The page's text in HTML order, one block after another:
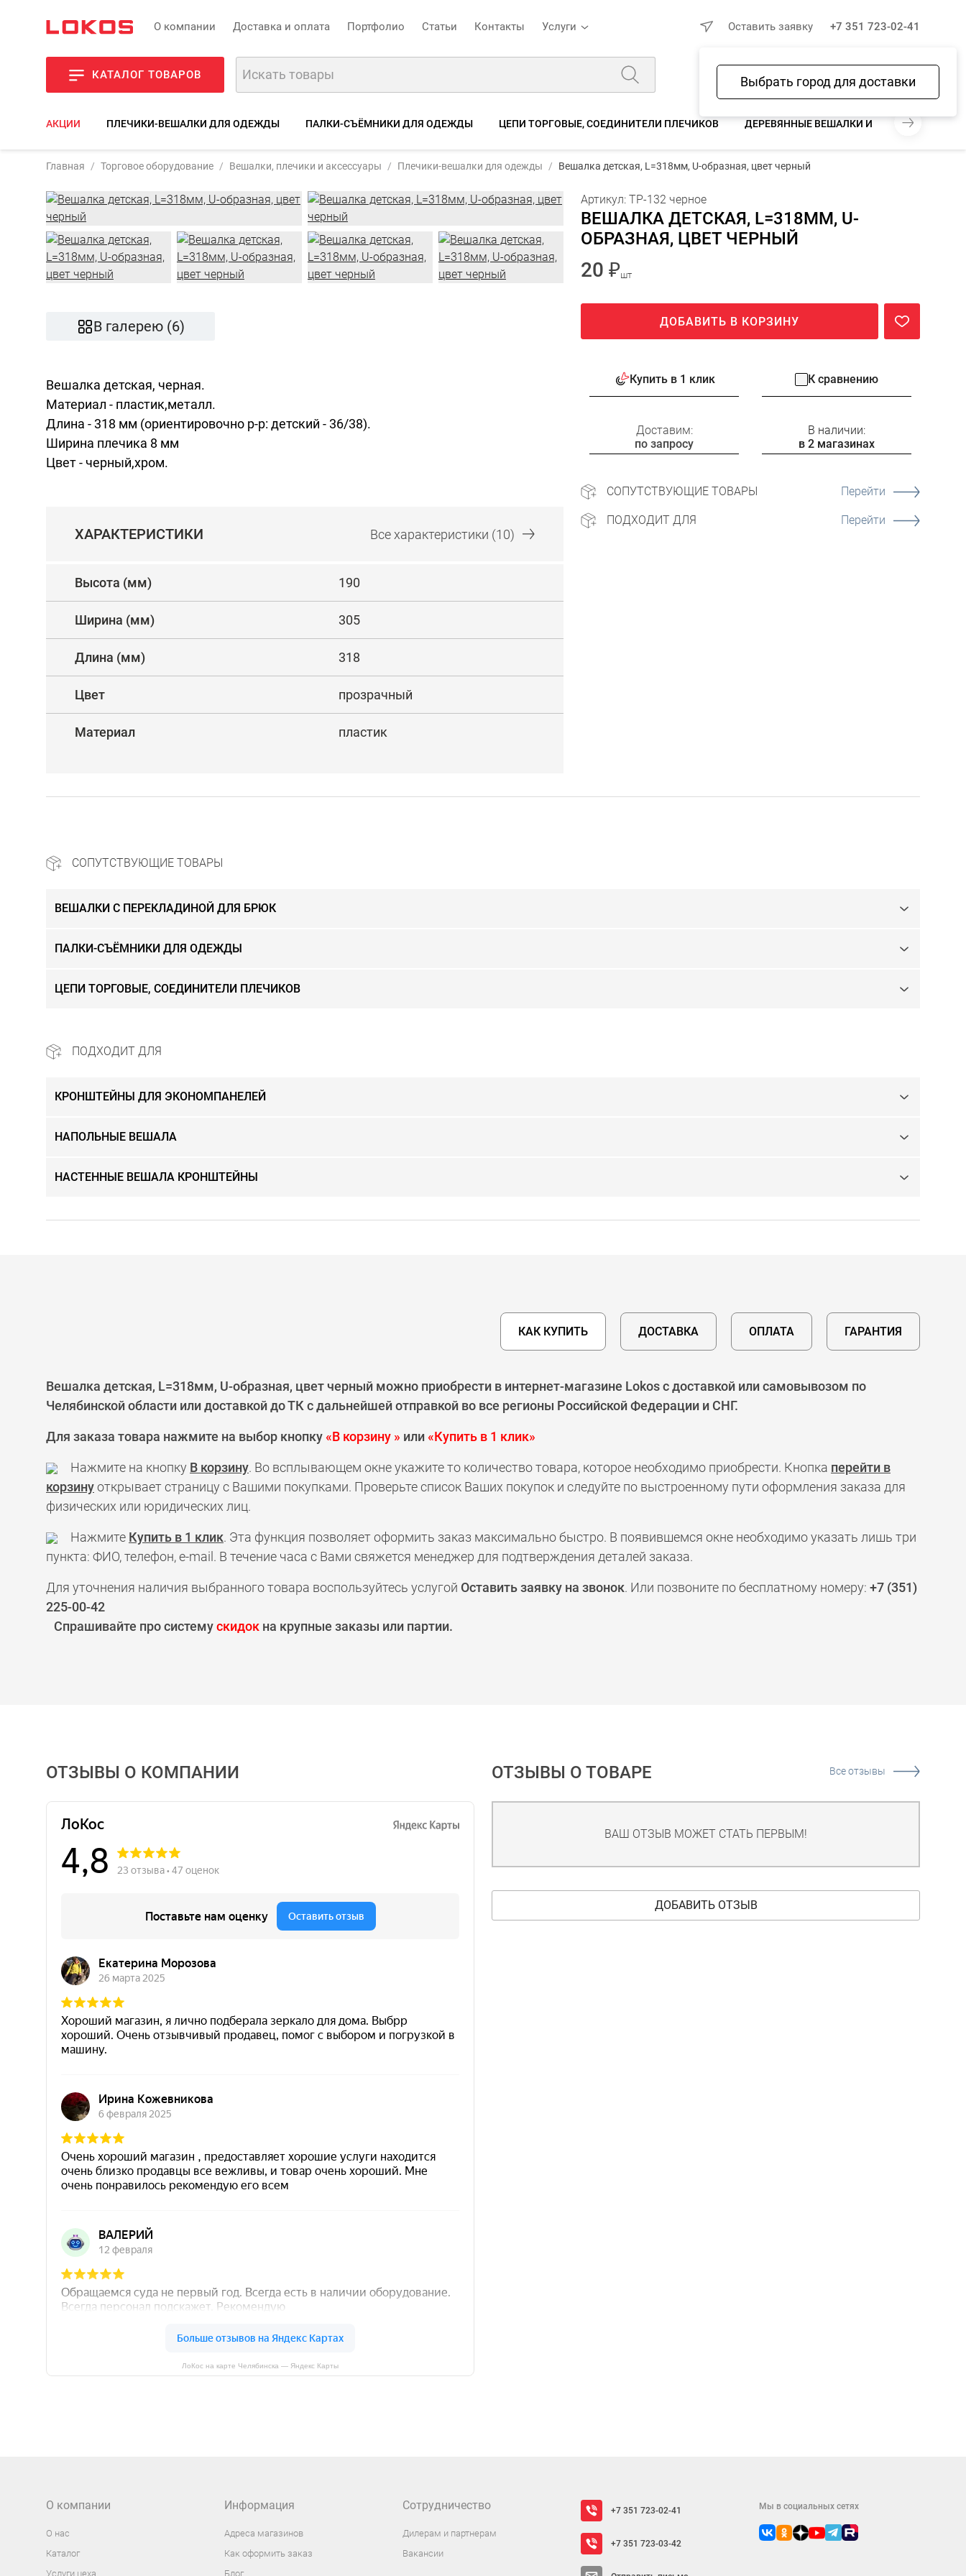
О компании Доставка и оплата Портфолио Статьи Контакты Услуги
Выбрать город для доставки
Оставить заявку +7 351 723-02-41
КАТАЛОГ ТОВАРОВ
Избранное Сравнение Корзина
АКЦИИ ПЛЕЧИКИ-ВЕШАЛКИ ДЛЯ ОДЕЖДЫ ПАЛКИ-СЪЁМНИКИ ДЛЯ ОДЕЖДЫ ЦЕПИ ТОРГОВЫЕ, СОЕДИНИТЕЛИ ПЛЕЧИКОВ ДЕРЕВЯННЫЕ ВЕШАЛКИ И ПЛЕЧИКИ
Вешалка детская, L=318мм, U-образная, цвет черный 20 ₽шт
Главная Торговое оборудование Вешалки, плечики и аксессуары Плечики-вешалки для одежды Вешалка детская, L=318мм, U-образная, цвет черный
В галерею (6)
Вешалка детская, черная.
Материал - пластик,металл.
Длина - 318 мм (ориентировочно р-р: детский - 36/38).
Ширина плечика 8 мм
Цвет - черный,хром.
ХАРАКТЕРИСТИКИ Всехарактеристики (10)
Высота (мм) 190
Ширина (мм) 305
Длина (мм) 318
Цвет прозрачный
Материал пластик
Артикул: TP-132 черное
ВЕШАЛКА ДЕТСКАЯ, L=318ММ, U-
ОБРАЗНАЯ, ЦВЕТ ЧЕРНЫЙ
20 ₽шт
ДОБАВИТЬ В КОРЗИНУ
Купить в 1 клик К сравнению
Доставим:
по запросу
В наличии:
в 2 магазинах
СОПУТСТВУЮЩИЕ ТОВАРЫ Перейти
ПОДХОДИТ ДЛЯ Перейти
СОПУТСТВУЮЩИЕ ТОВАРЫ
ВЕШАЛКИ С ПЕРЕКЛАДИНОЙ ДЛЯ БРЮК
ПАЛКИ-СЪЁМНИКИ ДЛЯ ОДЕЖДЫ
ЦЕПИ ТОРГОВЫЕ, СОЕДИНИТЕЛИ ПЛЕЧИКОВ
ПОДХОДИТ ДЛЯ
КРОНШТЕЙНЫ ДЛЯ ЭКОНОМПАНЕЛЕЙ
НАПОЛЬНЫЕ ВЕШАЛА
НАСТЕННЫЕ ВЕШАЛА КРОНШТЕЙНЫ
КАК КУПИТЬ ДОСТАВКА ОПЛАТА ГАРАНТИЯ
Вешалка детская, L=318мм, U-образная, цвет черный можно приобрести в интернет-магазине Lokos с доставкой или самовывозом по
Челябинской области или доставкой до ТК с дальнейшей отправкой во все регионы Российской Федерации и СНГ.
Для заказа товара нажмите на выбор кнопку«В корзину » или«Купить в 1 клик»
Нажмите на кнопку В корзину. Во всплывающем окне укажите то количество товара, которое необходимо приобрести. Кнопка перейти в
корзинуоткрывает страницу с Вашими покупками. Проверьте список Ваших покупок и следуйте по выстроенному пути оформления заказа для
физических или юридических лиц.
Нажмите Купить в 1 клик. Эта функция позволяет оформить заказ максимально быстро. В появившемся окне необходимо указать лишь три
пункта: ФИО, телефон, e-mail. В течение часа с Вами свяжется менеджер для подтверждения деталей заказа.
Для уточнения наличия выбранного товара воспользуйтесь услугой Оставить заявку на звонок. Или позвоните по бесплатному номеру: +7 (351)
225-00-42
Спрашивайте про системускидок на крупные заказы или партии.
ОТЗЫВЫ О КОМПАНИИ
ЛоКос на карте Челябинска — Яндекс Карты
ОТЗЫВЫ О ТОВАРЕ Все отзывы
ВАШ ОТЗЫВ МОЖЕТ СТАТЬ ПЕРВЫМ!
ДОБАВИТЬ ОТЗЫВ
О компании
О нас
Каталог
Услуги цеха
Информация
Адреса магазинов
Как оформить заказ
Блог
Сотрудничество
Дилерам и партнерам
Вакансии
+7 351 723-02-41
+7 351 723-03-42
Мы в социальных сетях